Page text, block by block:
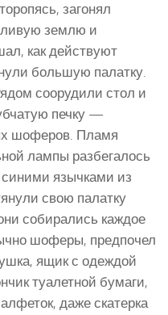
загонял
землю и
как действуют
большую палатку.
соорудили стол и
печку —
шоферов. Пламя
лампы разбегалось
язычками из
свою палатку
собирались каждое
шоферы, предпочел
ящик с одеждой
туалетной бумаги,
даже скатерка